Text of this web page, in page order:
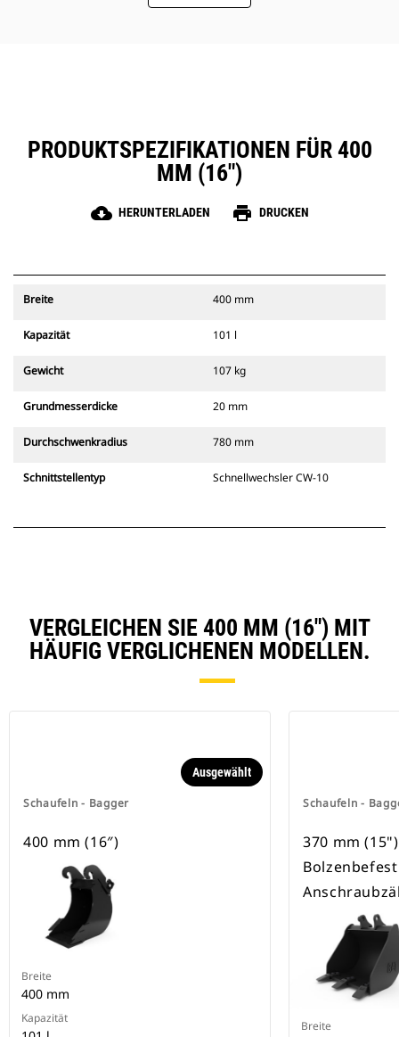
PRODUKTSPEZIFIKATIONEN FÜR 400
MM (16″)
cloud_download HERUNTERLADEN print DRUCKEN
Breite 400 mm
Kapazität 101 l
Gewicht 107 kg
Grundmesserdicke 20 mm
Durchschwenkradius 780 mm
Schnittstellentyp Schnellwechsler CW-10
VERGLEICHEN SIE 400 MM (16″) MIT
HÄUFIG VERGLICHENEN MODELLEN.
Schaufeln - Bagger
Ausgewählt
400 mm (16″)
Breite
400 mm
Kapazität
Schaufeln -
370 mm
Breite